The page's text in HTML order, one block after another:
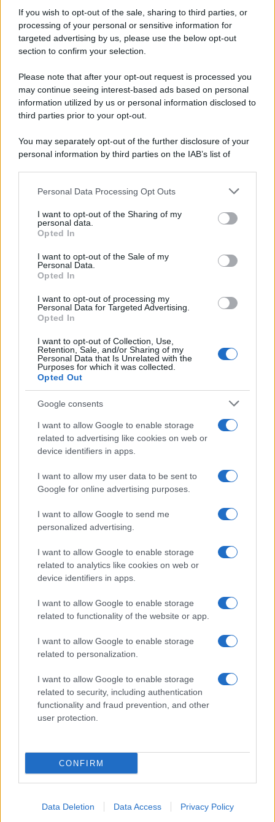
If you wish to opt-out of the sale, sharing to third parties, or
processing of your personal or sensitive information for
targeted advertising by us, please use the below opt-out
section to confirm your selection.
Please note that after your opt-out request is processed you
may continue seeing interest-based ads based on personal
information utilized by us or personal information disclosed to
third parties prior to your opt-out.
You may separately opt-out of the further disclosure of your
personal information by third parties on the IAB’s list of
This information may also be disclosed by us to third parties
disclose it to other third parties.
Please note that this website/app uses one or more Google
services and may gather and store information including but
not limited to your visit or usage behaviour. You may click to
grant or deny consent to Google and its third-party tags to
consent section.
Personal Data Processing Opt Outs
I want to opt-out of the Sharing of my
personal data.
Opted In
I want to opt-out of the Sale of my
Personal Data.
Opted In
I want to opt-out of processing my
Personal Data for Targeted Advertising.
Opted In
I want to opt-out of Collection, Use,
Retention, Sale, and/or Sharing of my
Personal Data that Is Unrelated with the
Purposes for which it was collected.
Opted Out
Google consents
I want to allow Google to enable storage
related to advertising like cookies on web or
device identifiers in apps.
I want to allow my user data to be sent to
Google for online advertising purposes.
I want to allow Google to send me
personalized advertising.
I want to allow Google to enable storage
related to analytics like cookies on web or
device identifiers in apps.
I want to allow Google to enable storage
related to functionality of the website or app.
I want to allow Google to enable storage
related to personalization.
I want to allow Google to enable storage
related to security, including authentication
functionality and fraud prevention, and other
user protection.
CONFIRM
Data Deletion Data Access Privacy Policy